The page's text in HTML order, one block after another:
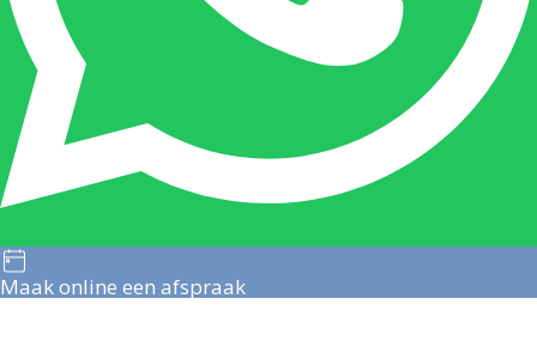
Maak online een afspraak